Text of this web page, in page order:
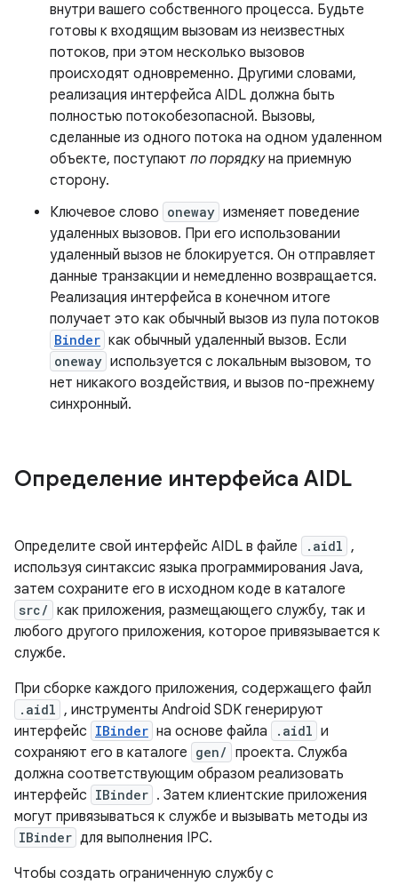
внутри вашего собственного процесса. Будьте
готовы к входящим вызовам из неизвестных
потоков, при этом несколько вызовов
происходят одновременно. Другими словами,
реализация интерфейса AIDL должна быть
полностью потокобезопасной. Вызовы,
сделанные из одного потока на одном удаленном
объекте, поступают по порядкуна приемную
сторону.
Ключевое слово oneway изменяет поведение
удаленных вызовов. При его использовании
удаленный вызов не блокируется. Он отправляет
данные транзакции и немедленно возвращается.
Реализация интерфейса в конечном итоге
получает это как обычный вызов из пула потоков
Binder как обычный удаленный вызов. Если
oneway используется с локальным вызовом, то
нет никакого воздействия, и вызов по-прежнему
синхронный.
Определение интерфейса AIDL
Определите свой интерфейс AIDL в файле .aidl ,
используя синтаксис языка программирования Java,
затем сохраните его в исходном коде в каталоге
src/ как приложения, размещающего службу, так и
любого другого приложения, которое привязывается к
службе.
При сборке каждого приложения, содержащего файл
.aidl , инструменты Android SDK генерируют
интерфейс IBinder на основе файла .aidl и
сохраняют его в каталоге gen/ проекта. Служба
должна соответствующим образом реализовать
интерфейс IBinder . Затем клиентские приложения
могут привязываться к службе и вызывать методы из
IBinder для выполнения IPC.
Чтобы создать ограниченную службу с